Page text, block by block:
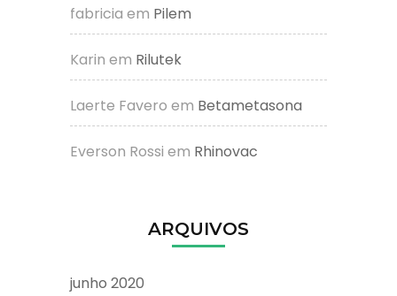
fabricia em Pilem
Karin em Rilutek
Laerte Favero em Betametasona
Everson Rossi em Rhinovac
ARQUIVOS
junho 2020